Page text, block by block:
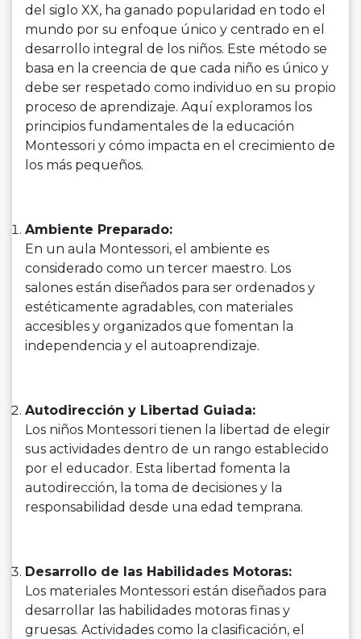
del siglo XX, ha ganado popularidad en todo el
mundo por su enfoque único y centrado en el
desarrollo integral de los niños. Este método se
basa en la creencia de que cada niño es único y
debe ser respetado como individuo en su propio
proceso de aprendizaje. Aquí exploramos los
principios fundamentales de la educación
Montessori y cómo impacta en el crecimiento de
los más pequeños.
Ambiente Preparado:
En un aula Montessori, el ambiente es
considerado como un tercer maestro. Los
salones están diseñados para ser ordenados y
estéticamente agradables, con materiales
accesibles y organizados que fomentan la
independencia y el autoaprendizaje.
Autodirección y Libertad Guiada:
Los niños Montessori tienen la libertad de elegir
sus actividades dentro de un rango establecido
por el educador. Esta libertad fomenta la
autodirección, la toma de decisiones y la
responsabilidad desde una edad temprana.
Desarrollo de las Habilidades Motoras:
Los materiales Montessori están diseñados para
desarrollar las habilidades motoras finas y
gruesas. Actividades como la clasificación, el